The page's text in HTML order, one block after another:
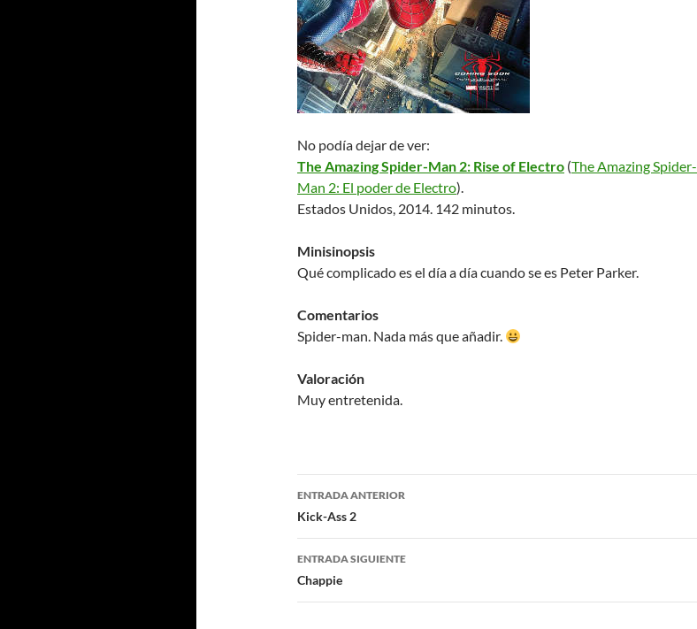
No podía dejar de ver:
The Amazing Spider-Man 2: Rise of Electro (The Amazing Spider-
Man 2: El poder de Electro).
Estados Unidos, 2014. 142 minutos.
Minisinopsis
Qué complicado es el día a día cuando se es Peter Parker.
Comentarios
Spider-man. Nada más que añadir.
Valoración
Muy entretenida.
Navegación
de
entradas
ENTRADA ANTERIOR
Kick-Ass 2
ENTRADA SIGUIENTE
Chappie